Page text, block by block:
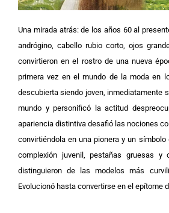
Una mirada atrás: de los años 60 al
andrógino, cabello rubio corto, ojos
convirtieron en el rostro de una nueva
primera vez en el mundo de la moda en
descubierta siendo joven, inmediatamente
mundo y personificó la actitud
apariencia distintiva desafió las nociones
convirtiéndola en una pionera y un símbolo
complexión juvenil, pestañas gruesas y
distinguieron de las modelos más
Evolucionó hasta convertirse en el epítome